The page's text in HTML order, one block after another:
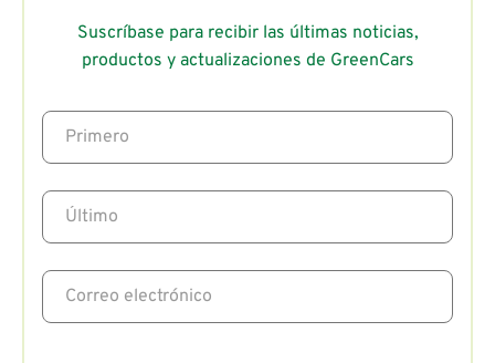
Suscríbase para recibir las últimas noticias,
productos y actualizaciones de GreenCars